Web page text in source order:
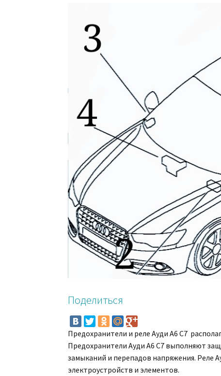
Поделиться
Предохранители и реле Ауди A6 C7
Предохранители Ауди A6 C7 выполняют
замыканий и перепадов напряжения. Реле
электроустройств и элементов.